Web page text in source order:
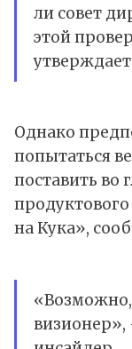
ли совет
этой
Однако
попытаться
поставить во
на Кука»,
визионер»,